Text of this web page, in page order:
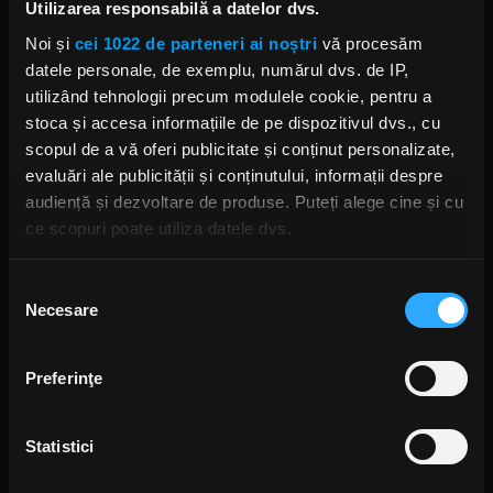
Utilizarea responsabilă a datelor dvs.
Noi și cei 1022 de parteneri ai noștri vă procesăm
datele personale, de exemplu, numărul dvs. de IP,
utilizând tehnologii precum modulele cookie, pentru a
stoca și accesa informațiile de pe dispozitivul dvs., cu
scopul de a vă oferi publicitate și conținut personalizate,
evaluări ale publicității și conținutului, informații despre
audiență și dezvoltare de produse. Puteți alege cine și cu
ce scopuri poate utiliza datele dvs.
Să colectăm informațiile cu privire la locația dvs.
Să vă identificăm dispozitivul scanândul-l în mod
activ după caracteristici specifice (amprentare)
dvs. personale și configurați-vă preferințele la
secțiunea
consimțământului
Necesare
Preferinţe
Statistici
Godsmack au filmat un videoclip
alături de 400 de adolescenți
Godsmack lucrează la muzică
JOI, 26 MARTIE 2020